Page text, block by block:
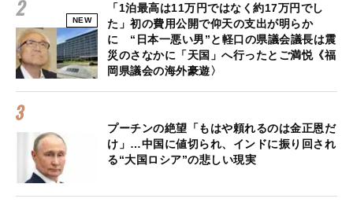
NEW
「1泊最高は11万円ではなく約17万円でし
た」初の費用公開で仰天の支出が明らか
に “日本一悪い男”と軽口の県議会議長は震
災のさなかに「天国」へ行ったとご満悦《福
岡県議会の海外豪遊〉
プーチンの絶望「もはや頼れるのは金正恩だ
け」…中国に値切られ、インドに振り回され
る“大国ロシア”の悲しい現実